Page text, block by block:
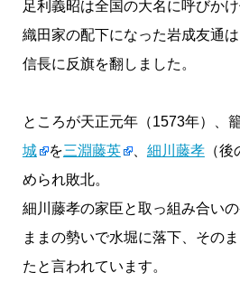
足利義昭は全国の大名に呼びか
織田家の配下になった岩成友通
信長に反旗を翻しました。
ところが天正元年（1573年）、
城
を三淵藤英 、 細川藤孝（後
められ敗北。
細川藤孝の家臣と取っ組み合い
ままの勢いで水堀に落下、その
たと言われています。